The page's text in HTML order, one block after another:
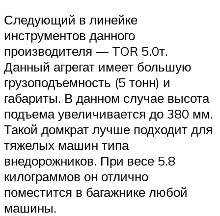
Следующий в линейке
инструментов данного
производителя — TOR 5.0т.
Данный агрегат имеет большую
грузоподъемность (5 тонн) и
габариты. В данном случае высота
подъема увеличивается до 380 мм.
Такой домкрат лучше подходит для
тяжелых машин типа
внедорожников. При весе 5.8
килограммов он отлично
поместится в багажнике любой
машины.